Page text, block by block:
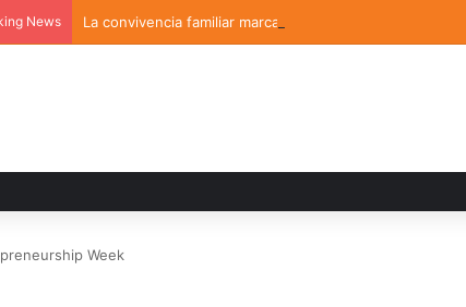
News La convivencia familiar marca el cierre del Curso de
Week